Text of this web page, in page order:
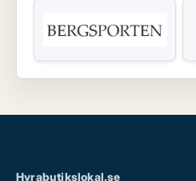
Hyrabutikslokal.se